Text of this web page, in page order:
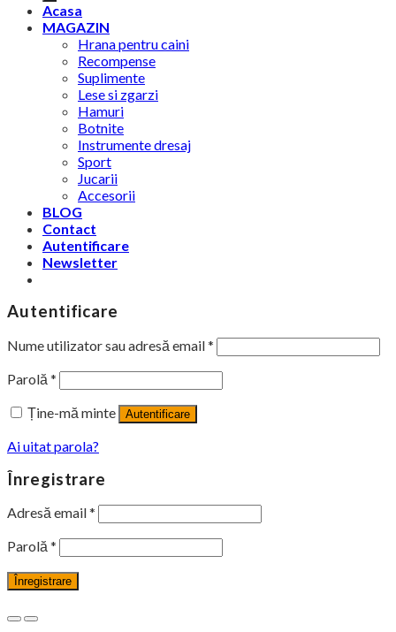
Acasa
MAGAZIN
Hrana pentru caini
Recompense
Suplimente
Lese si zgarzi
Hamuri
Botnite
Instrumente dresaj
Sport
Jucarii
Accesorii
BLOG
Contact
Autentificare
Newsletter
Autentificare
Nume utilizator sau adresă email*
Parolă *
Ține-mă minte
Autentificare
Ai uitat parola?
Înregistrare
Adresă email*
Parolă *
Înregistrare